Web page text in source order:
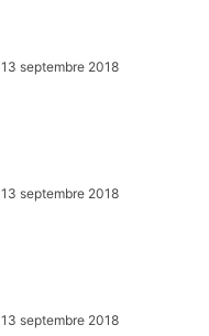
13 septembre 2018
13 septembre 2018
13 septembre 2018